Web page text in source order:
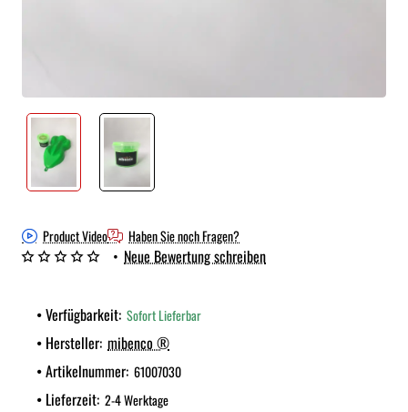
Product Video Haben Sie noch Fragen?
Verfügbarkeit: Sofort Lieferbar
Hersteller: mibenco ®
Artikelnummer: 61007030
Lieferzeit: 2-4 Werktage
• Neue Bewertung schreiben